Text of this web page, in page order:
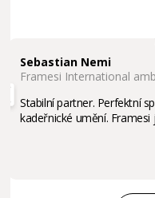
Sebastian Nemi
Framesi International
Stabilní partner. Perfektní
kadeřnické umění. Framesi